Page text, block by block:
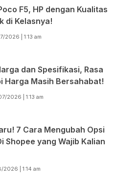
F5, HP dengan Kualitas
di Kelasnya!
2026 | 1:13 am
dan Spesifikasi, Rasa
Harga Masih Bersahabat!
2026 | 1:13 am
7 Cara Mengubah Opsi
Shopee yang Wajib Kalian
| 1:14 am